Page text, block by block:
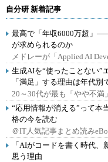
自分研 新着記事
最高で「年収6000万超」
が求められるのか
メドレーが「Applied AI
生成AIを“使ったことない
「満足」する理由は年代別
20～30代が最も「やや不満
“応用情報が消える”って
格の今を読む
＠IT人気記事まとめ読み
「AIがコードを書く時代
思う理由